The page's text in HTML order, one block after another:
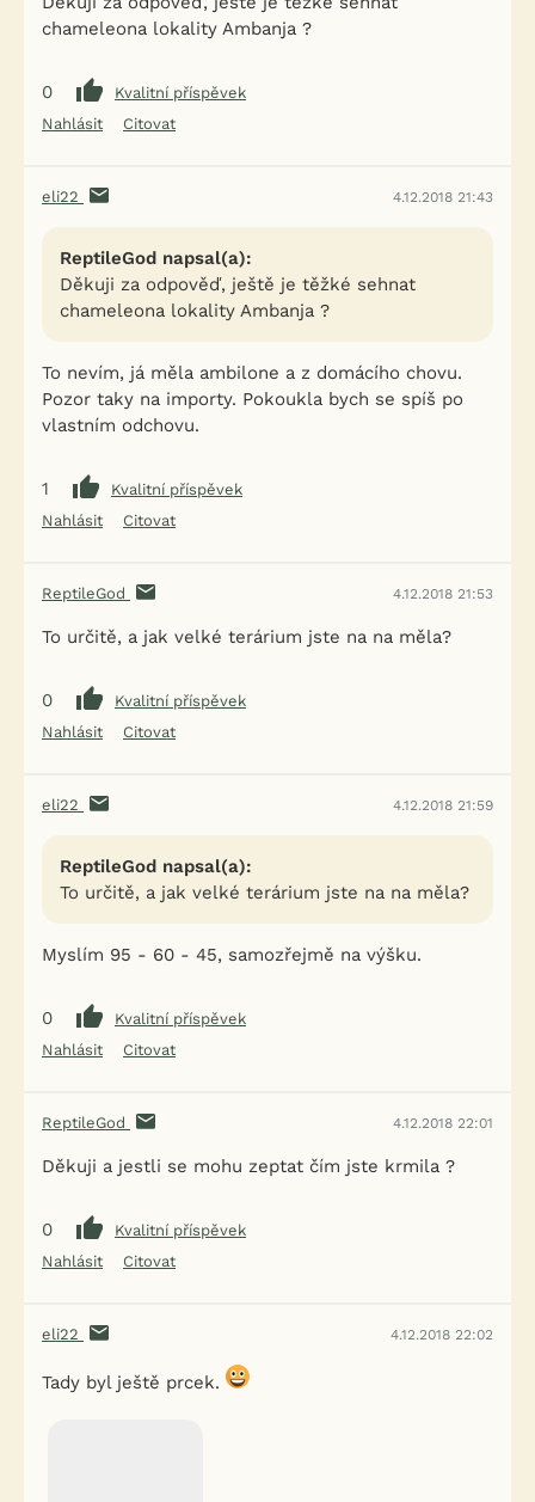
chameleona lokality Ambanja ?
0
Kvalitní příspěvek
Nahlásit
Citovat
eli22 4.12.2018 21:43
ReptileGod napsal(a):
Děkuji za odpověď, ještě je těžké sehnat
chameleona lokality Ambanja ?
To nevím, já měla ambilone a z domácího chovu.
Pozor taky na importy. Pokoukla bych se spíš po
vlastním odchovu.
1
Kvalitní příspěvek
Nahlásit
Citovat
ReptileGod 4.12.2018 21:53
To určitě, a jak velké terárium jste na na měla?
0
Kvalitní příspěvek
Nahlásit
Citovat
eli22 4.12.2018 21:59
ReptileGod napsal(a):
To určitě, a jak velké terárium jste na na měla?
Myslím 95 - 60 - 45, samozřejmě na výšku.
0
Kvalitní příspěvek
Nahlásit
Citovat
ReptileGod 4.12.2018 22:01
Děkuji a jestli se mohu zeptat čím jste krmila ?
0
Kvalitní příspěvek
Nahlásit
Citovat
eli22 4.12.2018 22:02
Tady byl ještě prcek.